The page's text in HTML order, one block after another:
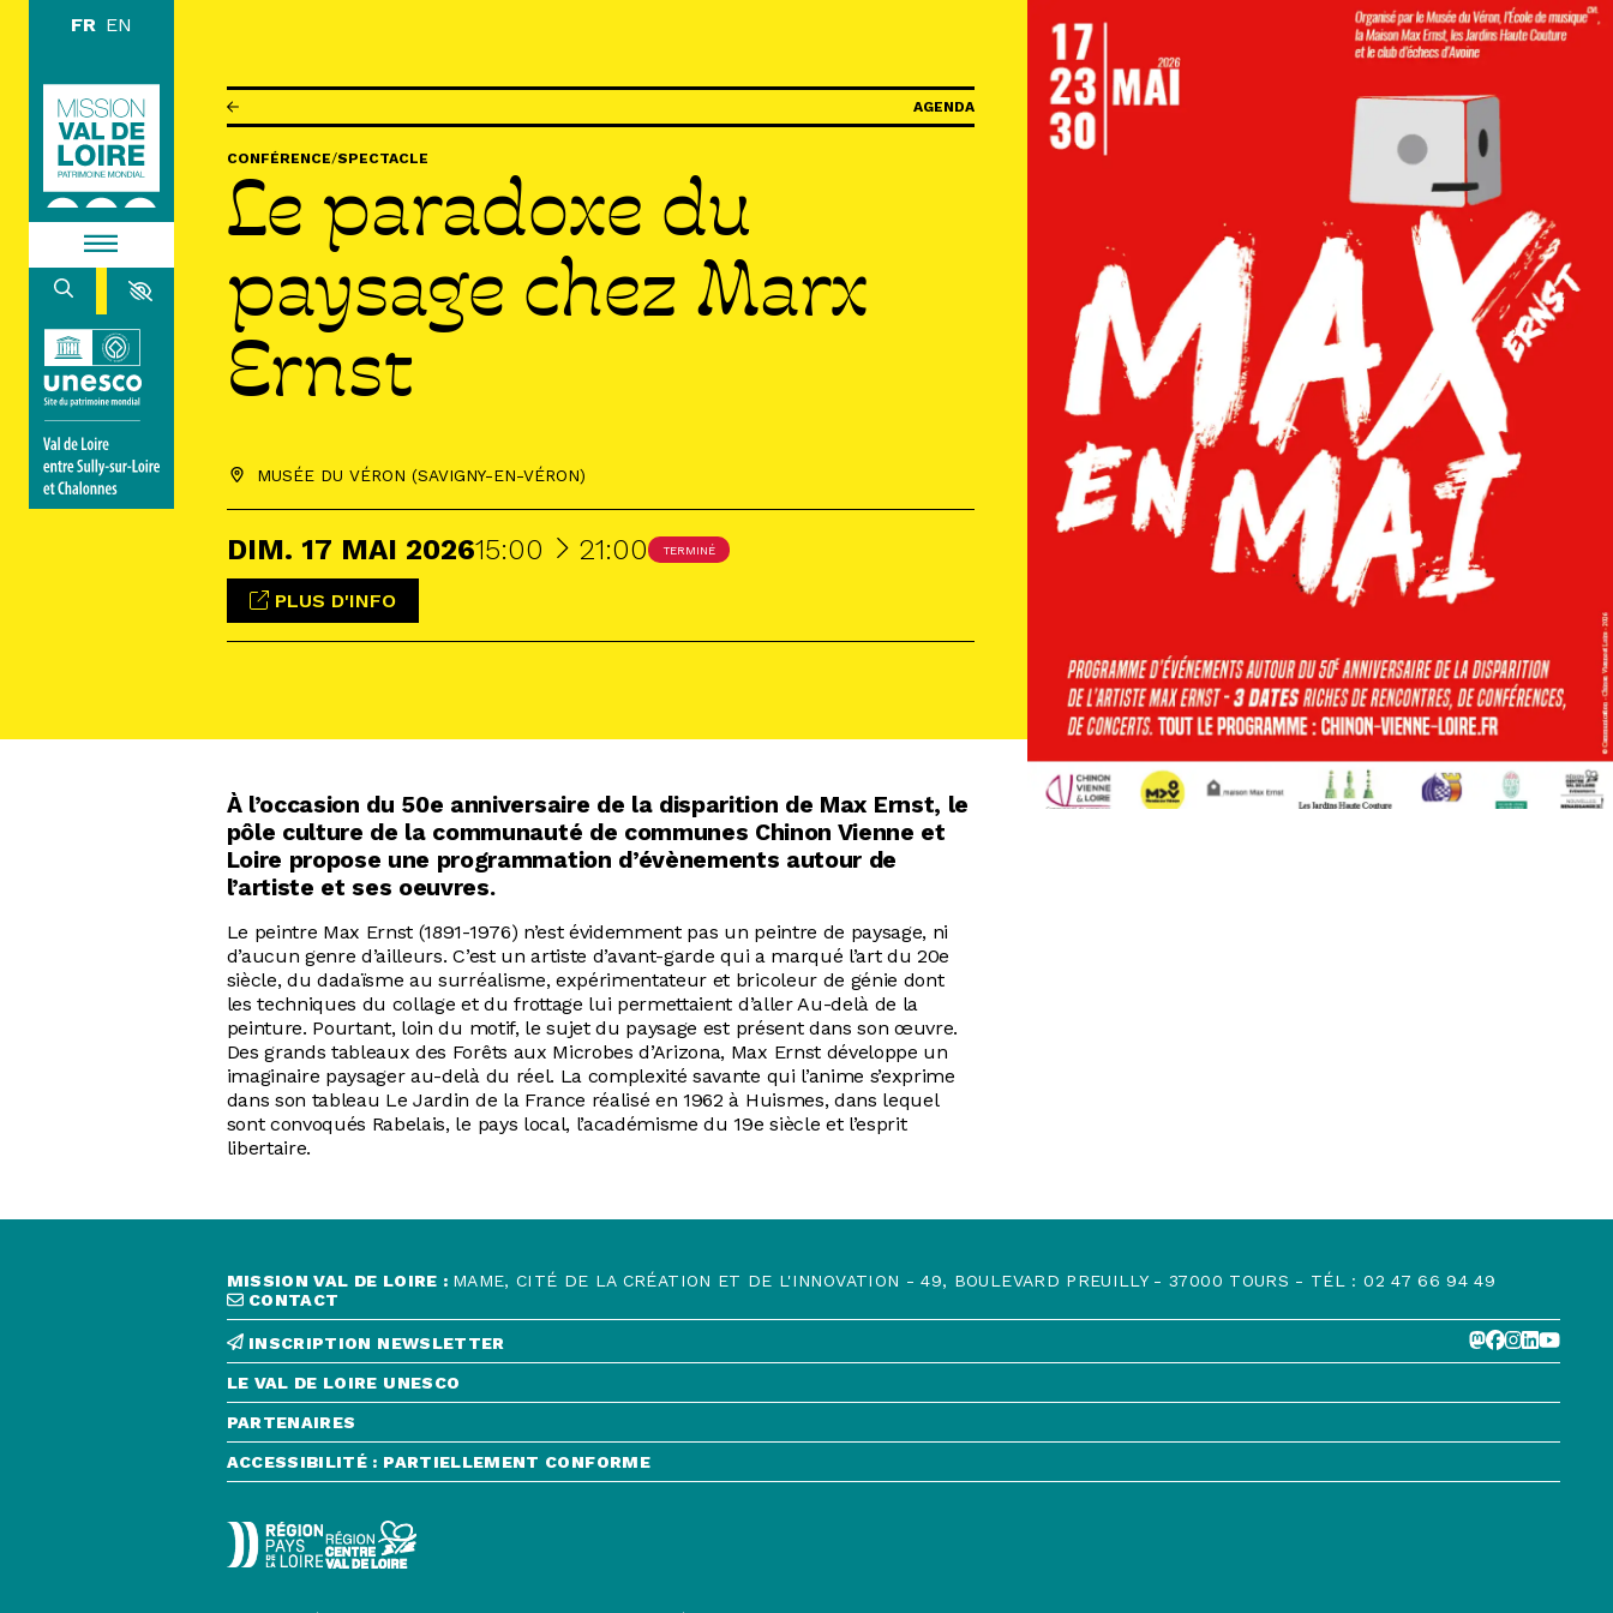
AGENDA
CONFÉRENCE/SPECTACLE
Le paradoxe du
paysage chez Marx
Ernst
MUSÉE DU VÉRON (SAVIGNY-EN-VÉRON)
DIM. 17 MAI 202615:00 À
21:00 TERMINÉ
PLUS D'INFO
À l’occasion du 50e anniversaire de la disparition de Max Ernst, le
pôle culture de la communauté de communes Chinon Vienne et
Loire propose une programmation d’évènements autour de
l’artiste et ses oeuvres.
Le peintre Max Ernst (1891-1976) n’est évidemment pas un peintre de paysage, ni
d’aucun genre d’ailleurs. C’est un artiste d’avant-garde qui a marqué l’art du 20e
siècle, du dadaïsme au surréalisme, expérimentateur et bricoleur de génie dont
les techniques du collage et du frottage lui permettaient d’aller Au-delà de la
peinture. Pourtant, loin du motif, le sujet du paysage est présent dans son œuvre.
Des grands tableaux des Forêts aux Microbes d’Arizona, Max Ernst développe un
imaginaire paysager au-delà du réel. La complexité savante qui l’anime s’exprime
dans son tableau Le Jardin de la France réalisé en 1962 à Huismes, dans lequel
sont convoqués Rabelais, le pays local, l’académisme du 19e siècle et l’esprit
libertaire.
MISSION VAL DE LOIRE : MAME, CITÉ DE LA CRÉATION ET DE L'INNOVATION - 49, BOULEVARD PREUILLY - 37000 TOURS - TÉL : 02 47 66 94 49
CONTACT
INSCRIPTION NEWSLETTER
LE VAL DE LOIRE UNESCO
PARTENAIRES
ACCESSIBILITÉ : PARTIELLEMENT CONFORME
DÉCOUVRIR
EXPLORER
ARPENTER
HABITER
ICONOTHÈQUE
CONTACT
LE VAL DE LOIRE UNESCO
PARTENAIRES
La Garzette
Le journal le plus lu les pieds dans
l'eau. Abonnez-vous !
N
La Newsletter
Les dernières nouvelles du Val de
Loire patrimoine mondial délivrées
directement dans votre boîte mail.